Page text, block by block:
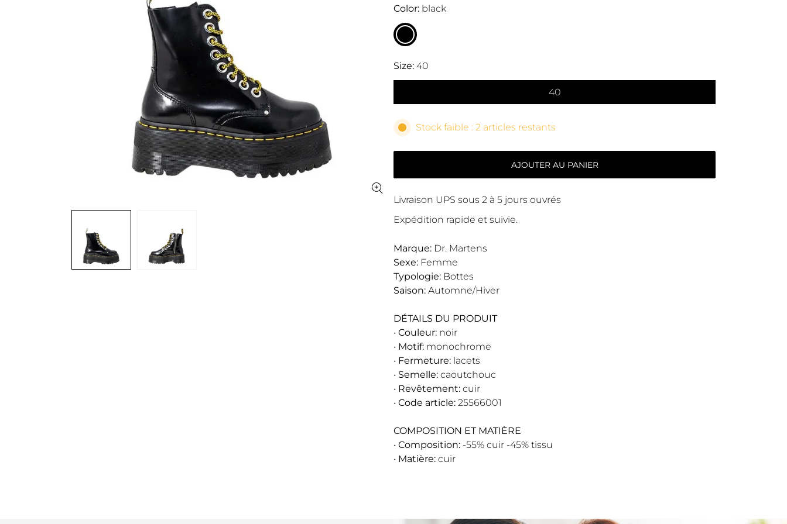
Color black
Size 40
40
Stock faible : 2 articles restants
AJOUTER AU PANIER
Livraison UPS sous 2 à 5 jours ouvrés
Expédition rapide et suivie.
Marque: Dr. Martens
Sexe: Femme
Typologie: Bottes
Saison: Automne/Hiver
DÉTAILS DU PRODUIT
• Couleur: noir
• Motif: monochrome
• Fermeture: lacets
• Semelle: caoutchouc
• Revêtement: cuir
• Code article: 25566001
COMPOSITION ET MATIÈRE
• Composition: -55% cuir -45% tissu
• Matière: cuir